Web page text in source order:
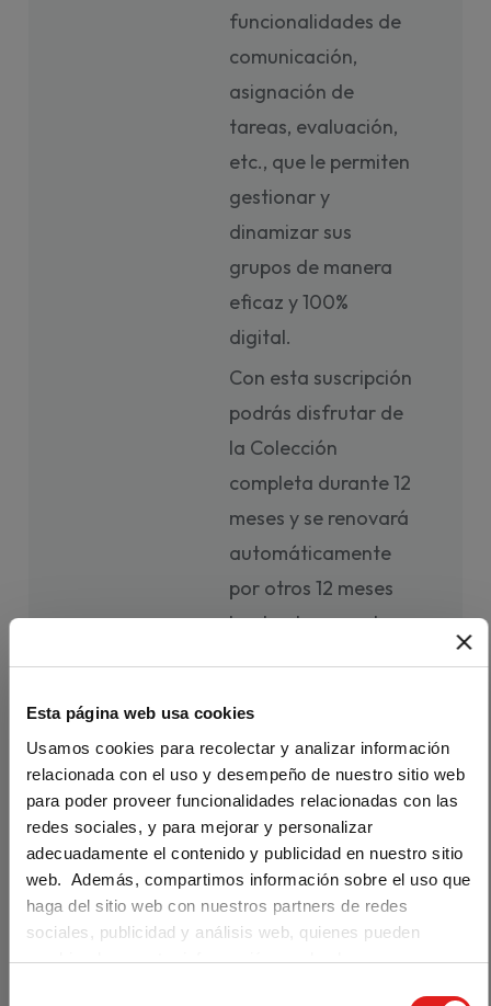
Esta página web usa cookies
Usamos cookies para recolectar y analizar información
relacionada con el uso y desempeño de nuestro sitio web
para poder proveer funcionalidades relacionadas con las
redes sociales, y para mejorar y personalizar
adecuadamente el contenido y publicidad en nuestro sitio
web. Además, compartimos información sobre el uso que
haga del sitio web con nuestros partners de redes
sociales, publicidad y análisis web, quienes pueden
combinarla con otra información que les haya
funcionalidades de
comunicación,
asignación de
tareas, evaluación,
etc., que le permiten
gestionar y
dinamizar sus
grupos de manera
eficaz y 100%
digital.
Con esta suscripción
podrás disfrutar de
la Colección
completa durante 12
meses y se renovará
automáticamente
por otros 12 meses
hasta el momento
Los 12 meses de tu
suscripción
empezarán a contar
desde el momento
en que canjees el
código
Are you visiting us from the United
States?
Our materials are distributed by Klett World